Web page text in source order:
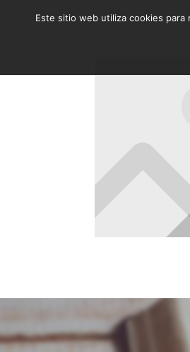
Este sitio web utiliza cookies